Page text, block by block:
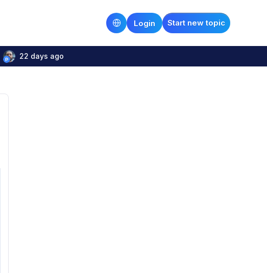
Start new topic
Login
22 days ago